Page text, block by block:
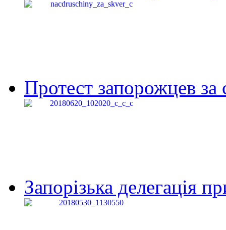
Протест запорожцев за
Запорізька делегація